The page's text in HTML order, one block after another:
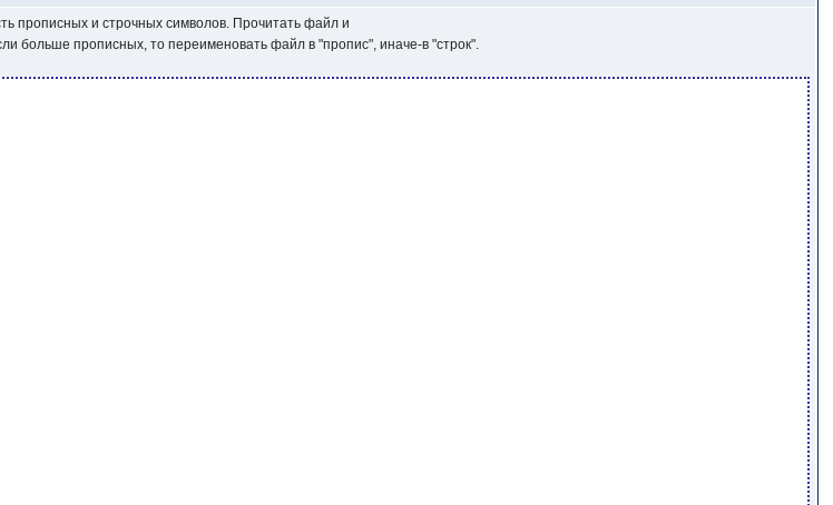
прописных и строчных символов. Прочитать файл и
больше прописных, то переименовать файл в "пропис", иначе-в "строк".